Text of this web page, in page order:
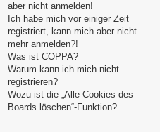
aber nicht anmelden!
Ich habe mich vor einiger Zeit
registriert, kann mich aber nicht
mehr anmelden?!
Was ist COPPA?
Warum kann ich mich nicht
registrieren?
Wozu ist die „Alle Cookies des
Boards löschen“-Funktion?